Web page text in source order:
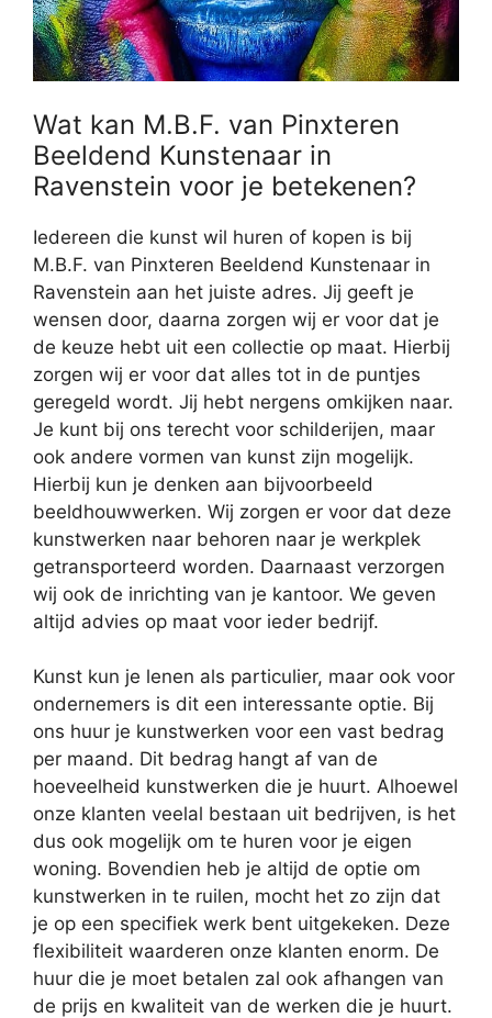
Wat kan M.B.F. van Pinxteren
Beeldend Kunstenaar in
Ravenstein voor je betekenen?
Iedereen die kunst wil huren of kopen is bij
M.B.F. van Pinxteren Beeldend Kunstenaar in
Ravenstein aan het juiste adres. Jij geeft je
wensen door, daarna zorgen wij er voor dat je
de keuze hebt uit een collectie op maat. Hierbij
zorgen wij er voor dat alles tot in de puntjes
geregeld wordt. Jij hebt nergens omkijken naar.
Je kunt bij ons terecht voor schilderijen, maar
ook andere vormen van kunst zijn mogelijk.
Hierbij kun je denken aan bijvoorbeeld
beeldhouwwerken. Wij zorgen er voor dat deze
kunstwerken naar behoren naar je werkplek
getransporteerd worden. Daarnaast verzorgen
wij ook de inrichting van je kantoor. We geven
altijd advies op maat voor ieder bedrijf.
Kunst kun je lenen als particulier, maar ook voor
ondernemers is dit een interessante optie. Bij
ons huur je kunstwerken voor een vast bedrag
per maand. Dit bedrag hangt af van de
hoeveelheid kunstwerken die je huurt. Alhoewel
onze klanten veelal bestaan uit bedrijven, is het
dus ook mogelijk om te huren voor je eigen
woning. Bovendien heb je altijd de optie om
kunstwerken in te ruilen, mocht het zo zijn dat
je op een specifiek werk bent uitgekeken. Deze
flexibiliteit waarderen onze klanten enorm. De
huur die je moet betalen zal ook afhangen van
de prijs en kwaliteit van de werken die je huurt.